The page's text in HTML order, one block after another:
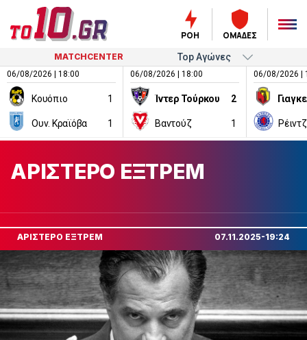
ΡΟΗ ΟΜΑΔΕΣ
MATCHCENTER
06/08/2026 | 18:00
Κουόπιο 1
Ουν. Κραϊόβα 1
06/08/2026 | 18:00
Ίντερ Τούρκου 2
Βαντούζ 1
06/08/2026 |
ΑΡΙΣΤΕΡΟ ΕΞΤΡΕΜ
ΑΡΙΣΤΕΡΟ ΕΞΤΡΕΜ 07.11.2025-19:24